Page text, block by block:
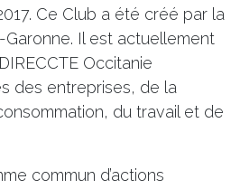
Ce Club a été créé par la
Garonne. Il est actuellement
DIRECCTE Occitanie
des entreprises, de la
du travail et de
commun d’actions